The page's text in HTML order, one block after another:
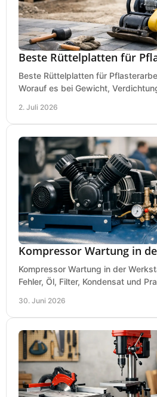
Beste Rüttelplatten für
Beste Rüttelplatten für
Worauf es bei Gewicht,
2. Juli 2026
Kompressor Wartung in
Kompressor Wartung in der
Fehler, Öl, Filter, Kondensat und
30. Juni 2026